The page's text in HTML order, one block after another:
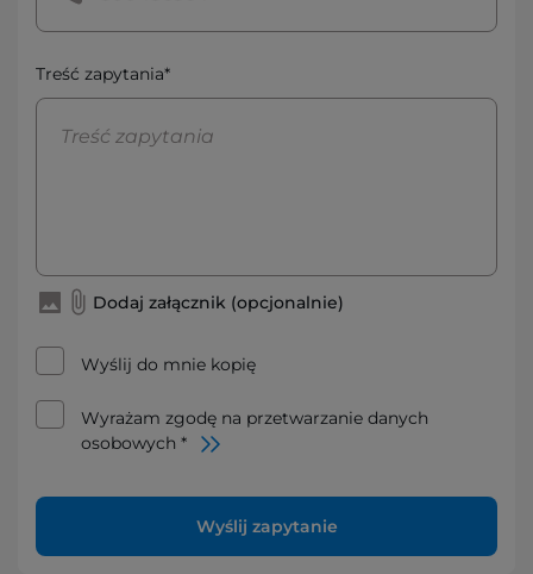
Treść zapytania*
Dodaj załącznik (opcjonalnie)
Wyślij do mnie kopię
Wyrażam zgodę na przetwarzanie danych
osobowych *
Wyślij zapytanie